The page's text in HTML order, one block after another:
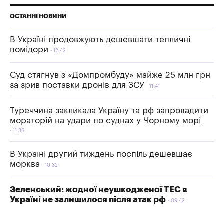
ОСТАННІ НОВИНИ
В Україні продовжують дешевшати тепличні
помідори
12:42
Суд стягнув з «Домпромбуду» майже 25 млн грн
за зрив поставки дронів для ЗСУ
11:41
Туреччина закликала Україну та рф запровадити
мораторій на удари по суднах у Чорному морі
11:36
В Україні другий тиждень поспіль дешевшає
морква
10:32
Зеленський: жодної неушкодженої ТЕС в
Україні не залишилося після атак рф
09:42